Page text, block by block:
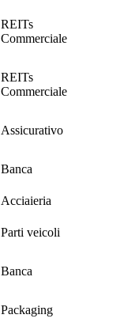
REITs
Commerciale
REITs
Commerciale
Assicurativo
Banca
Acciaieria
Parti veicoli
Banca
Packaging